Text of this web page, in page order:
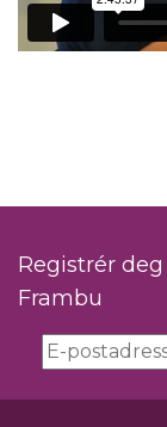
Registrér
Frambu